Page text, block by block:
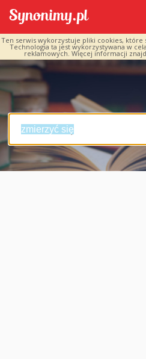
Ten serwis wykorzystuje pliki cookies,
Technologia ta jest wykorzystywana w
reklamowych. Więcej informacji